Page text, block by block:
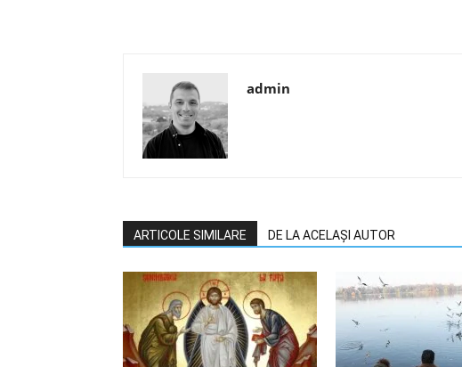
admin
ARTICOLE SIMILARE DE LA ACELAȘI AUTOR